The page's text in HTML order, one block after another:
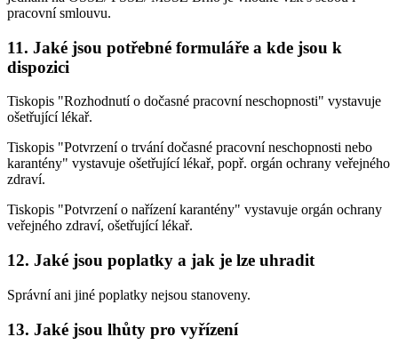
pracovní smlouvu.
11. Jaké jsou potřebné formuláře a kde jsou k
dispozici
Tiskopis "Rozhodnutí o dočasné pracovní neschopnosti" vystavuje
ošetřující lékař.
Tiskopis "Potvrzení o trvání dočasné pracovní neschopnosti nebo
karantény" vystavuje ošetřující lékař, popř. orgán ochrany veřejného
zdraví.
Tiskopis "Potvrzení o nařízení karantény" vystavuje orgán ochrany
veřejného zdraví, ošetřující lékař.
12. Jaké jsou poplatky a jak je lze uhradit
Správní ani jiné poplatky nejsou stanoveny.
13. Jaké jsou lhůty pro vyřízení